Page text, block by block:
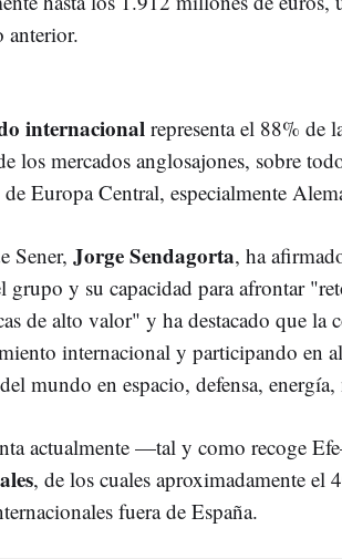
anterior.
internacional representa el 88% de
los mercados anglosajones, sobre
Europa Central, especialmente
Sener, Jorge Sendagorta, ha
grupo y su capacidad para afrontar
de alto valor" y ha destacado que la
internacional y participando en
mundo en espacio, defensa,
actualmente —tal y como recoge
, de los cuales aproximadamente el
fuera de España.